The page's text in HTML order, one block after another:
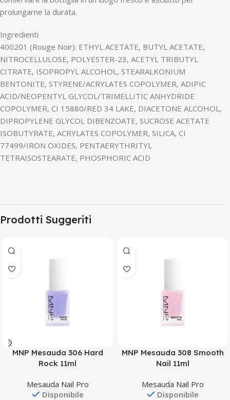
prolungarne la durata.
Ingredienti
400201 (Rouge Noir): ETHYL ACETATE, BUTYL ACETATE,
NITROCELLULOSE, POLYESTER-23, ACETYL TRIBUTYL
CITRATE, ISOPROPYL ALCOHOL, STEARALKONIUM
BENTONITE, STYRENE/ACRYLATES COPOLYMER, ADIPIC
ACID/NEOPENTYL GLYCOL/TRIMELLITIC ANHYDRIDE
COPOLYMER, CI 15880/RED 34 LAKE, DIACETONE ALCOHOL,
DIPROPYLENE GLYCOL DIBENZOATE, SUCROSE ACETATE
ISOBUTYRATE, ACRYLATES COPOLYMER, SILICA, CI
77499/IRON OXIDES, PENTAERYTHRITYL
TETRAISOSTEARATE, PHOSPHORIC ACID
Prodotti Suggeriti
MNP Mesauda 306 Hard
Rock 11ml
Mesauda Nail Pro
Disponibile
MNP Mesauda 308 Smooth
Nail 11ml
Mesauda Nail Pro
Disponibile